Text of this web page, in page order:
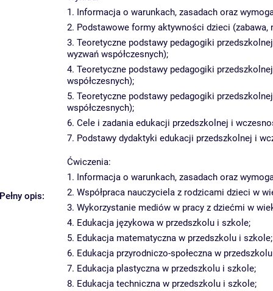
Pełny opis:
1. Informacja o warunkach, zasadach oraz
2. Podstawowe formy aktywności dzieci
3. Teoretyczne podstawy pedagogiki
wyzwań współczesnych);
4. Teoretyczne podstawy pedagogiki
współczesnych);
5. Teoretyczne podstawy pedagogiki
współczesnych);
6. Cele i zadania edukacji przedszkolnej i
7. Podstawy dydaktyki edukacji przedszkolnej i
Ćwiczenia:
1. Informacja o warunkach, zasadach oraz
2. Współpraca nauczyciela z rodzicami dzieci w
3. Wykorzystanie mediów w pracy z dziećmi w
4. Edukacja językowa w przedszkolu i szkole;
5. Edukacja matematyczna w przedszkolu i szkole;
6. Edukacja przyrodniczo-społeczna w
7. Edukacja plastyczna w przedszkolu i szkole;
8. Edukacja techniczna w przedszkolu i szkole;